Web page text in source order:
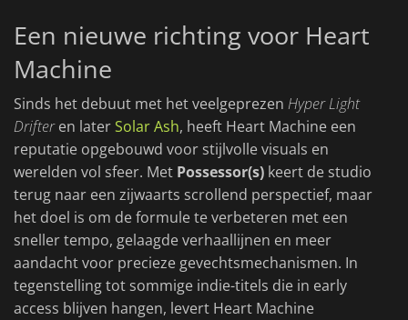
Een nieuwe richting voor Heart
Machine
Sinds het debuut met het veelgeprezen Hyper Light
Drifteren laterSolar Ash, heeft Heart Machine een
reputatie opgebouwd voor stijlvolle visuals en
werelden vol sfeer. Met Possessor(s) keert de studio
terug naar een zijwaarts scrollend perspectief, maar
het doel is om de formule te verbeteren met een
sneller tempo, gelaagde verhaallijnen en meer
aandacht voor precieze gevechtsmechanismen. In
tegenstelling tot sommige indie-titels die in early
access blijven hangen, levert Heart Machine